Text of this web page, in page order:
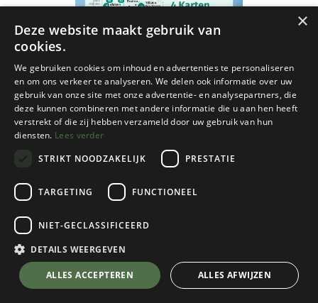
Kompass
672 Dolomiten - 1/35
€21,95
💬 Stel je vraag over dit product via WhatsApp
×
Deze website maakt gebruik van
cookies.
We gebruiken cookies om inhoud en advertenties te personaliseren
en om ons verkeer te analyseren. We delen ook informatie over uw
gebruik van onze site met onze advertentie- en analysepartners, die
deze kunnen combineren met andere informatie die u aan hen heeft
verstrekt of die zij hebben verzameld door uw gebruik van hun
diensten. Lees verder
STRIKT NOODZAKELIJK
PRESTATIE
TARGETING FUNCTIONEEL
NIET-GECLASSIFICEERD
DETAILS WEERGEVEN
ALLES ACCEPTEREN ALLES AFWIJZEN